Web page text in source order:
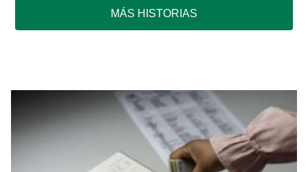
MÁS HISTORIAS